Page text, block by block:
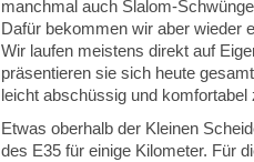
manchmal auch Slalom-
Dafür bekommen wir aber wieder
Wir laufen meistens direkt auf
präsentieren sie sich heute
leicht abschüssig und komfortabel
Etwas oberhalb der Kleinen
des E35 für einige Kilometer. Für